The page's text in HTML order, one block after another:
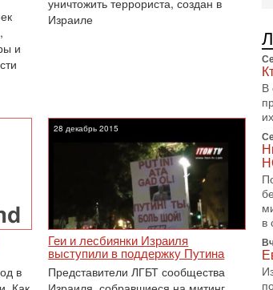
и
Израиле
в
28 декабрь 2015
Геи и лесбиянки Израиля
выступили в поддержку Путина
Представители ЛГБТ сообщества
В
В
В
В
в